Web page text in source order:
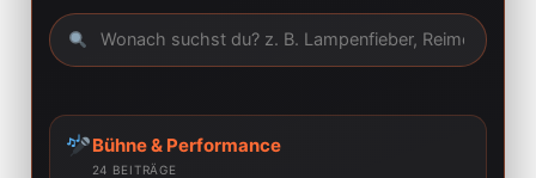
Bühne & Performance
24 BEITRÄGE